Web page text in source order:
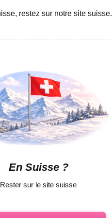
restez sur notre site suisse.
En Suisse ?
Rester sur le site suisse
NOUS